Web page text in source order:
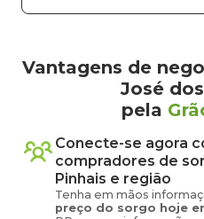
Vantagens de
José
pela
Conecte-se agora
compradores de
Pinhais e região
Tenha em mãos
preço do sorgo hoje